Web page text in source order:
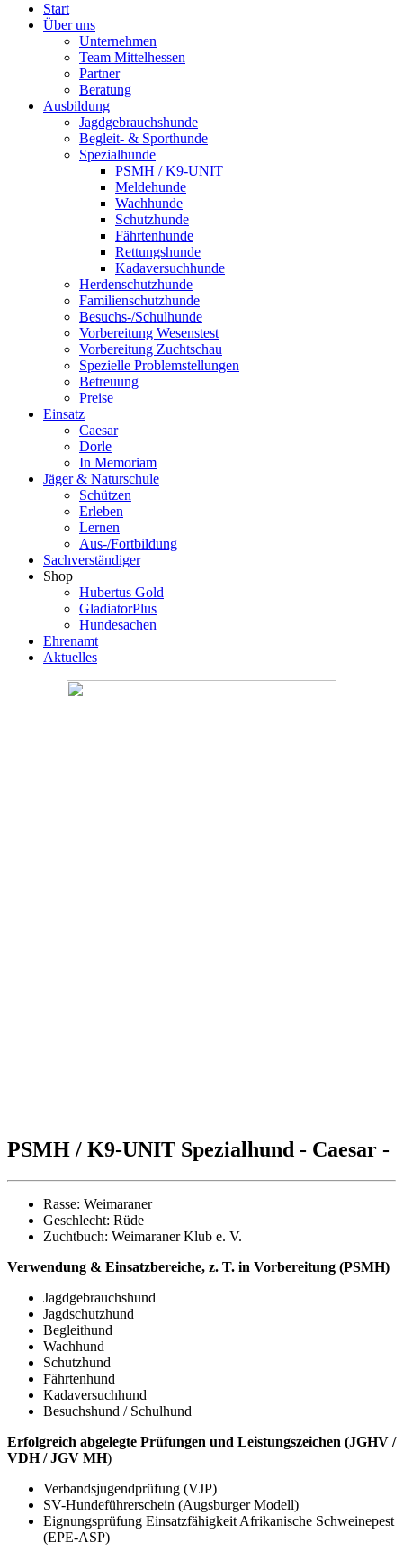
Start
Über uns
Unternehmen
Team Mittelhessen
Partner
Beratung
Ausbildung
Jagdgebrauchshunde
Begleit- & Sporthunde
Spezialhunde
PSMH / K9-UNIT
Meldehunde
Wachhunde
Schutzhunde
Fährtenhunde
Rettungshunde
Kadaversuchhunde
Herdenschutzhunde
Familienschutzhunde
Besuchs-/Schulhunde
Vorbereitung Wesenstest
Vorbereitung Zuchtschau
Spezielle Problemstellungen
Betreuung
Preise
Einsatz
Caesar
Dorle
In Memoriam
Jäger & Naturschule
Schützen
Erleben
Lernen
Aus-/Fortbildung
Sachverständiger
Shop
Hubertus Gold
GladiatorPlus
Hundesachen
Ehrenamt
Aktuelles
PSMH / K9-UNIT Spezialhund - Caesar -
Rasse: Weimaraner
Geschlecht: Rüde
Zuchtbuch: Weimaraner Klub e. V.
Verwendung & Einsatzbereiche, z. T. in Vorbereitung (PSMH)
Jagdgebrauchshund
Jagdschutzhund
Begleithund
Wachhund
Schutzhund
Fährtenhund
Kadaversuchhund
Besuchshund / Schulhund
Erfolgreich abgelegte Prüfungen und Leistungszeichen (JGHV /
VDH / JGV MH)
Verbandsjugendprüfung (VJP)
SV-Hundeführerschein (Augsburger Modell)
Eignungsprüfung Einsatzfähigkeit Afrikanische Schweinepest
(EPE-ASP)